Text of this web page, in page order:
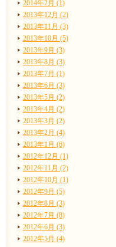
2014年2月 (1)
2013年12月 (2)
2013年11月 (3)
2013年10月 (5)
2013年9月 (3)
2013年8月 (3)
2013年7月 (1)
2013年6月 (3)
2013年5月 (2)
2013年4月 (2)
2013年3月 (2)
2013年2月 (4)
2013年1月 (6)
2012年12月 (1)
2012年11月 (2)
2012年10月 (1)
2012年9月 (5)
2012年8月 (3)
2012年7月 (8)
2012年6月 (3)
2012年5月 (4)